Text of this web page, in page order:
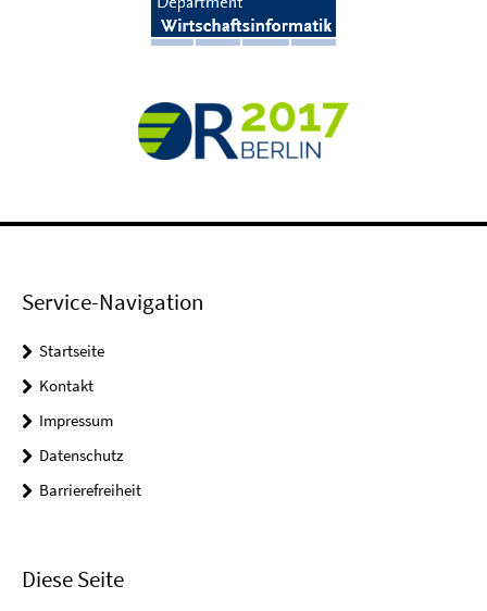
Service-Navigation
Startseite
Kontakt
Impressum
Datenschutz
Barrierefreiheit
Diese Seite